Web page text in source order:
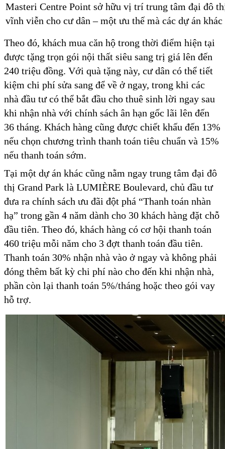
Masteri Centre Point sở hữu vị trí trung tâm đại đô
vĩnh viễn cho cư dân – một ưu thế mà các dự án
Theo đó, khách mua căn hộ trong thời điểm hiện tại
được tặng trọn gói nội thất siêu sang trị giá lên đến
240 triệu đồng. Với quà tặng này, cư dân có thể tiết
kiệm chi phí sửa sang để về ở ngay, trong khi các
nhà đầu tư có thể bắt đầu cho thuê sinh lời ngay sau
khi nhận nhà với chính sách ân hạn gốc lãi lên đến
36 tháng. Khách hàng cũng được chiết khấu đến 13%
nếu chọn chương trình thanh toán tiêu chuẩn và 15%
nếu thanh toán sớm.
Tại một dự án khác cũng nằm ngay trung tâm đại đô
thị Grand Park là LUMIÈRE Boulevard, chủ đầu tư
đưa ra chính sách ưu đãi đột phá “Thanh toán nhàn
hạ” trong gần 4 năm dành cho 30 khách hàng đặt chỗ
đầu tiên. Theo đó, khách hàng có cơ hội thanh toán
460 triệu mỗi năm cho 3 đợt thanh toán đầu tiên.
Thanh toán 30% nhận nhà vào ở ngay và không phải
đóng thêm bất kỳ chi phí nào cho đến khi nhận nhà,
phần còn lại thanh toán 5%/tháng hoặc theo gói vay
hỗ trợ.